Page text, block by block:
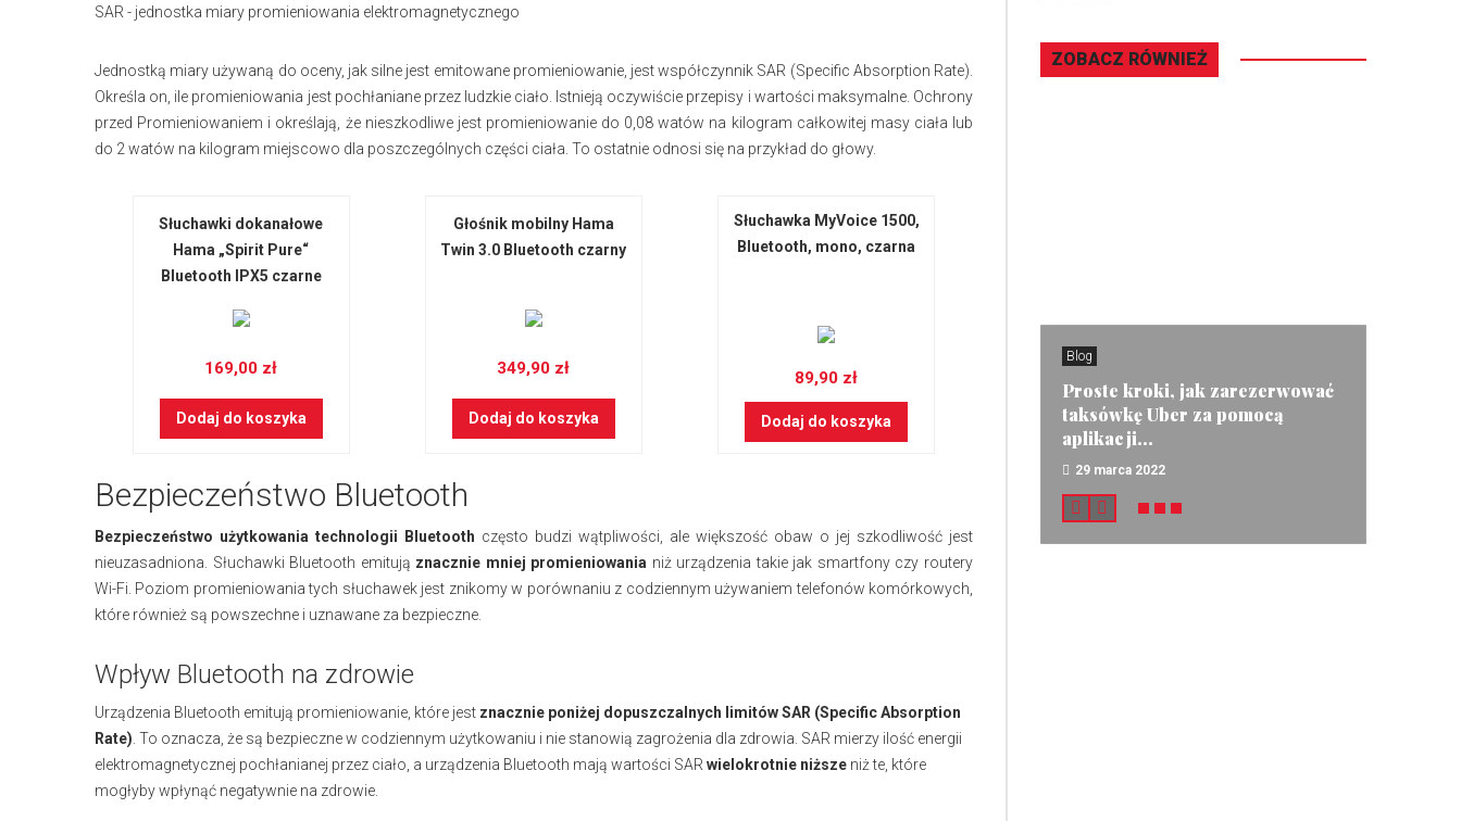
SAR - jednostka miary promieniowania elektromagnetycznego
Jednostką miary używaną do oceny, jak silne jest emitowane promieniowanie, jest współczynnik SAR (Specific Absorption Rate).
Określa on, ile promieniowania jest pochłaniane przez ludzkie ciało. Istnieją oczywiście przepisy i wartości maksymalne. Ochrony
przed Promieniowaniem i określają, że nieszkodliwe jest promieniowanie do 0,08 watów na kilogram całkowitej masy ciała lub
do 2 watów na kilogram miejscowo dla poszczególnych części ciała. To ostatnie odnosi się na przykład do głowy.
Słuchawki dokanałowe
Hama „Spirit Pure“
Bluetooth IPX5 czarne
169,00 zł
Dodaj do koszyka
Głośnik mobilny Hama
Twin 3.0 Bluetooth czarny
349,90 zł
Dodaj do koszyka
Słuchawka MyVoice 1500,
Bluetooth, mono, czarna
89,90 zł
Dodaj do koszyka
Bezpieczeństwo Bluetooth
Bezpieczeństwo użytkowania technologii Bluetooth często budzi wątpliwości, ale większość obaw o jej szkodliwość jest
nieuzasadniona. Słuchawki Bluetooth emitują znacznie mniej promieniowania niż urządzenia takie jak smartfony czy routery
Wi-Fi. Poziom promieniowania tych słuchawek jest znikomy w porównaniu z codziennym używaniem telefonów komórkowych,
które również są powszechne i uznawane za bezpieczne.
Wpływ Bluetooth na zdrowie
Urządzenia Bluetooth emitują promieniowanie, które jest znacznie poniżej dopuszczalnych limitów SAR (Specific Absorption
Rate) . To oznacza, że są bezpieczne w codziennym użytkowaniu i nie stanowią zagrożenia dla zdrowia. SAR mierzy ilość energii
elektromagnetycznej pochłanianej przez ciało, a urządzenia Bluetooth mają wartości SAR wielokrotnie niższe niż te, które
mogłyby wpłynąć negatywnie na zdrowie.
ZOBACZ RÓWNIEŻ
Blog
Proste kroki, jak zarezerwować
taksówkę Uber za pomocą
aplikacji...
29 marca 2022